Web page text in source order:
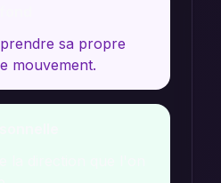
sa propre
mouvement.